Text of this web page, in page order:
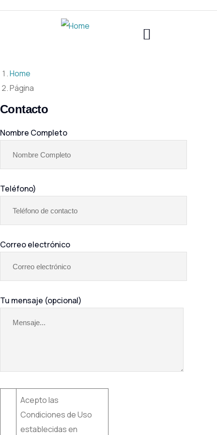
Home
Página
Contacto
Nombre Completo
Teléfono)
Correo electrónico
Tu mensaje (opcional)
Acepto las
Condiciones de Uso
establecidas en